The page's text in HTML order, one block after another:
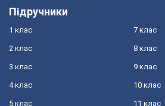
Підручники
1 клас
2 клас
3 клас
4 клас
5 клас
7 клас
8 клас
9 клас
10 клас
11 клас